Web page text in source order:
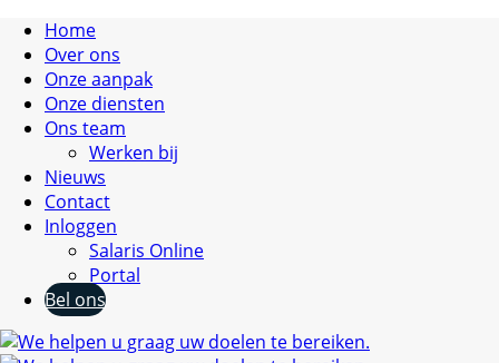
Home
Over ons
Onze aanpak
Onze diensten
Ons team
Werken bij
Nieuws
Contact
Inloggen
Salaris Online
Portal
Bel ons